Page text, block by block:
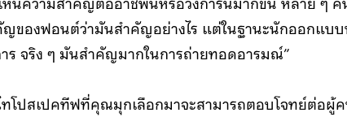
ญของฟอนต์ว่ามันสำคัญอย่างไร แต่ในฐานะนักออกแบ
ร จริง ๆ มันสำคัญมากในการถ่ายทอดอารมณ์”
ทโปสเปคทีฟที่คุณมุกเลือกมาจะสามารถตอบโจทย์ต่อผู้